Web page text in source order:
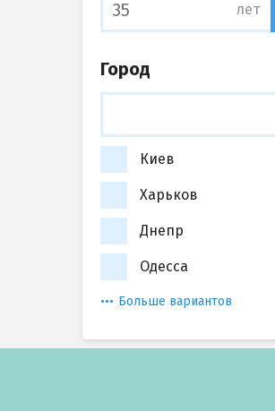
лет
Город
Киев
Харьков
Днепр
Одесса
Больше вариантов